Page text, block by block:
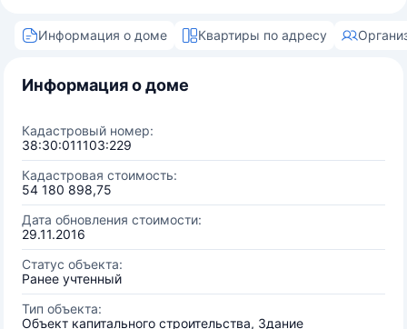
Информация о доме Квартиры по адресу
Информация о доме
Кадастровый номер:
38:30:011103:229
Кадастровая стоимость:
54 180 898,75
Дата обновления стоимости:
29.11.2016
Статус объекта:
Ранее учтенный
Тип объекта:
Объект капитального строительства, Здание